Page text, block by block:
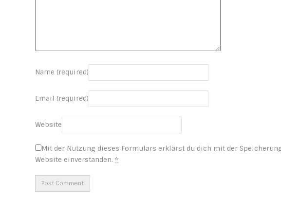
Name (required)
Email (required)
Website
Mit der Nutzung dieses Formulars erklärst du dich mit der
Website einverstanden. *